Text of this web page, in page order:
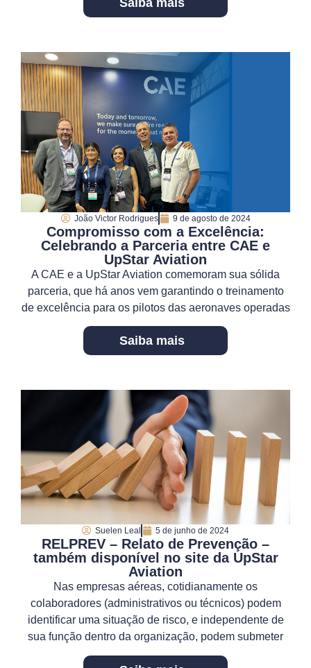
Saiba mais
João Victor Rodrigues 9 de agosto de 2024
Compromisso com a Excelência:
Celebrando a Parceria entre CAE e
UpStar Aviation
A CAE e a UpStar Aviation comemoram sua sólida
parceria, que há anos vem garantindo o treinamento
de excelência para os pilotos das aeronaves operadas
Saiba mais
Suelen Leal 5 de junho de 2024
RELPREV – Relato de Prevenção –
também disponível no site da UpStar
Aviation
Nas empresas aéreas, cotidianamente os
colaboradores (administrativos ou técnicos) podem
identificar uma situação de risco, e independente de
sua função dentro da organização, podem submeter